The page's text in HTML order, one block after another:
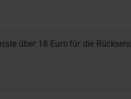
über 18 Euro für die